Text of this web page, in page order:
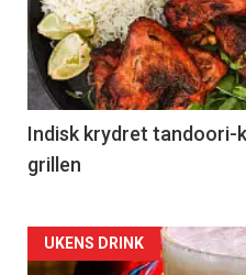
Indisk krydret tandoori-
grillen
Forsiden
UKENS DRINK